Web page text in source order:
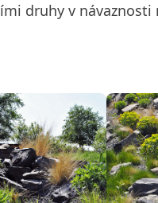
druhy v